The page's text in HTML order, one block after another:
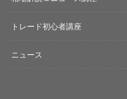
トレード初心者講座
ニュース